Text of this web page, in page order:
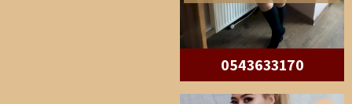
0543633170